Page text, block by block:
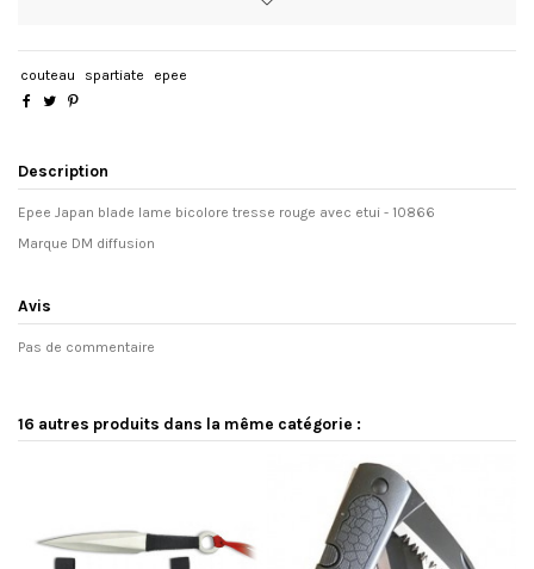
couteau spartiate epee
Description
Epee Japan blade lame bicolore tresse rouge avec etui - 10866
Marque DM diffusion
Avis
Pas de commentaire
16 autres produits dans la même catégorie :